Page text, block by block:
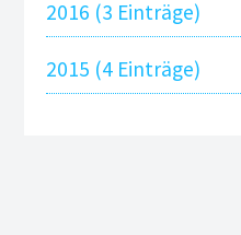
Wortmarke
Wortmarke Sportiv DEPOT
2016 (3 Einträge)
2015 (4 Einträge)